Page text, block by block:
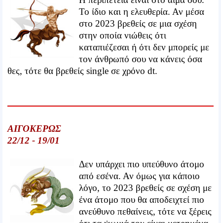
Το ίδιο και η ελευθερία. Αν μέσα
στο 2023 βρεθείς σε μια σχέση
στην οποία νιώθεις ότι
καταπιέζεσαι ή ότι δεν μπορείς με
τον άνθρωπό σου να κάνεις όσα
θες, τότε θα βρεθείς single σε χρόνο dt.
ΑΙΓΟΚΕΡΩΣ
22/12 - 19/01
Δεν υπάρχει πιο υπεύθυνο άτομο
από εσένα. Αν όμως για κάποιο
λόγο, το 2023 βρεθείς σε σχέση με
ένα άτομο που θα αποδειχτεί πιο
ανεύθυνο πεθαίνεις, τότε να ξέρεις